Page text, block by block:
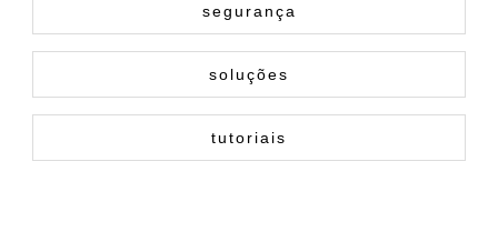
segurança
soluções
tutoriais